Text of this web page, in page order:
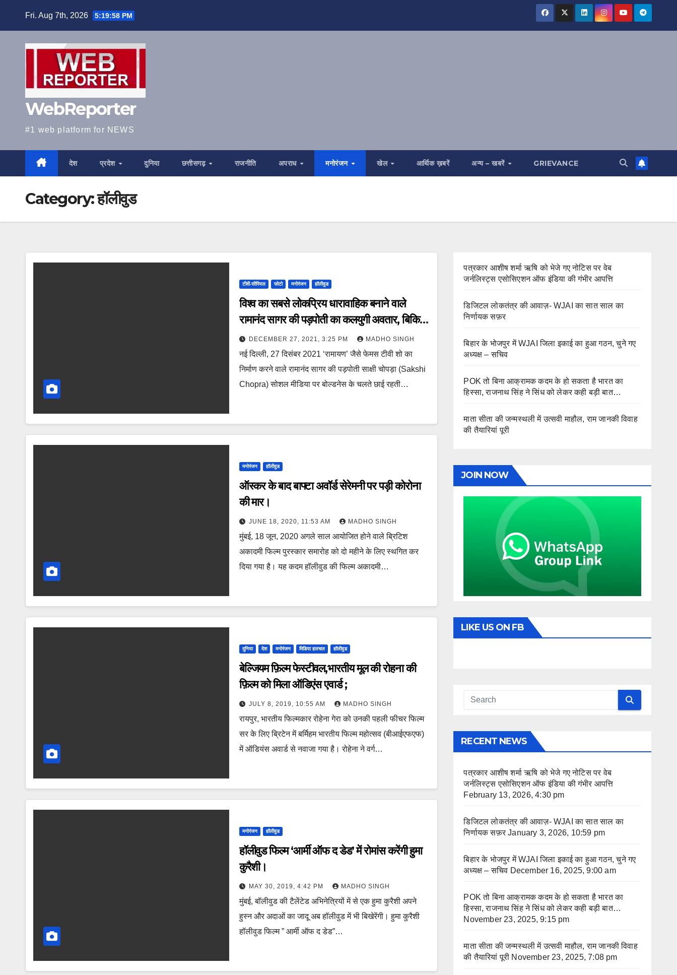
Fri. Aug 7th, 2026 5:19:59 PM
WebReporter
#1 web platform for NEWS
देश प्रदेश दुनिया छत्तीसगढ़ राजनीति अपराध मनोरंजन खेल आर्थिक ख़बरें अन्य – खबरें GRIEVANCE
Category:हॉलीवुड
टीवी-सीरियल फोटो मनोरंजन हॉलीवुड
विश्व का सबसे लोकप्रिय धारावाहिक बनाने वाले
रामानंद सागर की पड़पोती का कलयुगी अवतार, बिकिनी
में दिखाया टोन्ड फिगर।
DECEMBER 27, 2021, 3:25 PM MADHO SINGH
नई दिल्ली, 27 दिसंबर 2021 ‘रामायण’ जैसे फेमस टीवी शो का
निर्माण करने वाले रामानंद सागर की पड़पोती साक्षी चोपड़ा (Sakshi
Chopra) सोशल मीडिया पर बोल्डनेस के चलते छाई रहती…
मनोरंजन हॉलीवुड
ऑस्कर के बाद बाफ्टा अवॉर्ड सेरेमनी पर पड़ी कोरोना
की मार।
JUNE 18, 2020, 11:53 AM MADHO SINGH
मुंबई, 18 जून, 2020 अगले साल आयोजित होने वाले ब्रिटिश
अकादमी फिल्म पुरस्कार समारोह को दो महीने के लिए स्थगित कर
दिया गया है। यह कदम हॉलीवुड की फिल्म अकादमी…
दुनिया देश मनोरंजन मिडिया हलचल हॉलीवुड
बेल्जियम फ़िल्म फेस्टीवल,भारतीय मूल की रोहना की
फ़िल्म को मिला ऑडिएंस एवार्ड ;
JULY 8, 2019, 10:55 AM MADHO SINGH
रायपुर, भारतीय फिल्मकार रोहेना गेरा को उनकी पहली फीचर फिल्म
सर के लिए ब्रिटेन में बर्मिहम भारतीय फिल्म महोत्सव (बीआईएफएफ)
में ऑडियंस अवार्ड से नवाजा गया है। रोहेना ने वर्ग…
मनोरंजन हॉलीवुड
हॉलीवुड फिल्म ‘आर्मी ऑफ द डेड’ में रोमांस करेंगी हुमा
कुरैशी।
MAY 30, 2019, 4:42 PM MADHO SINGH
मुंबई, बॉलीवुड की टैलेंटेड अभिनेत्रियों में से एक हुमा कुरैशी अपने
हुस्न और अदाओं का जादू अब हॉलीवुड में भी बिखेरेंगी। हुमा कुरैशी
हॉलीवुड फिल्म ” आर्मी ऑफ द डेड”…
पत्रकार आशीष शर्मा ऋषि को भेजे गए नोटिस पर वेब
जर्नलिस्ट्स एसोसिएशन ऑफ इंडिया की गंभीर आपत्ति
डिजिटल लोकतंत्र की आवाज़- WJAI का सात साल का
निर्णायक सफ़र
बिहार के भोजपुर में WJAI जिला इकाई का हुआ गठन, चुने गए
अध्यक्ष – सचिव
POK तो बिना आक्रामक कदम के हो सकता है भारत का
हिस्सा, राजनाथ सिंह ने सिंध को लेकर कही बड़ी बात…
माता सीता की जन्मस्थली में उत्सवी माहौल, राम जानकी विवाह
की तैयारियां पूरी
JOIN NOW
LIKE US ON FB
RECENT NEWS
पत्रकार आशीष शर्मा ऋषि को भेजे गए नोटिस पर वेब
जर्नलिस्ट्स एसोसिएशन ऑफ इंडिया की गंभीर आपत्ति
February 13, 2026, 4:30 pm
डिजिटल लोकतंत्र की आवाज़- WJAI का सात साल का
निर्णायक सफ़र January 3, 2026, 10:59 pm
बिहार के भोजपुर में WJAI जिला इकाई का हुआ गठन, चुने गए
अध्यक्ष – सचिव December 16, 2025, 9:00 am
POK तो बिना आक्रामक कदम के हो सकता है भारत का
हिस्सा, राजनाथ सिंह ने सिंध को लेकर कही बड़ी बात…
November 23, 2025, 9:15 pm
माता सीता की जन्मस्थली में उत्सवी माहौल, राम जानकी विवाह
की तैयारियां पूरी November 23, 2025, 7:08 pm